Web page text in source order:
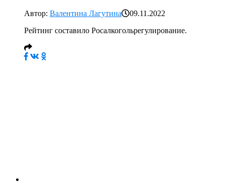
Автор: Валентина Лагутина
09.11.2022
Рейтинг составило Росалкогольрегулирование.